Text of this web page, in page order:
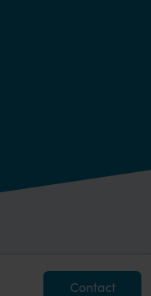
Contact